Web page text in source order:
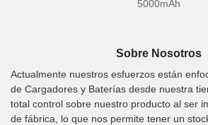
5000mAh
Sobre Nosotros
Actualmente nuestros esfuerzos están
de Cargadores y Baterías desde nuestra
total control sobre nuestro producto al ser
de fábrica, lo que nos permite tener un